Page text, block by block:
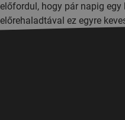
előfordul, hogy pár napig
előrehaladtával ez egyre